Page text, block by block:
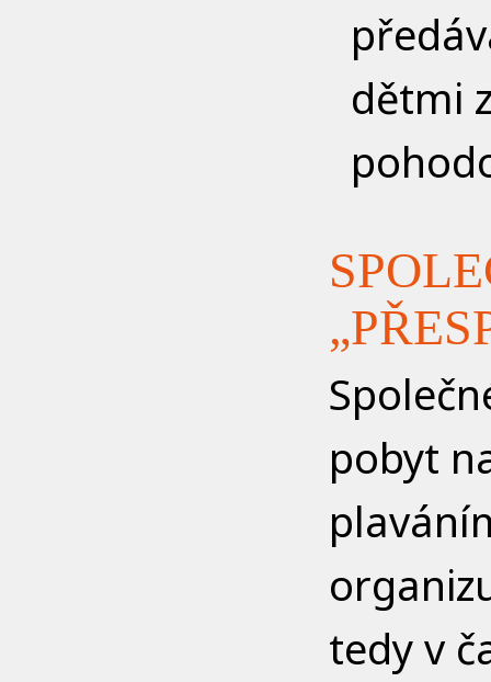
dětmi
pobyt
tedy v